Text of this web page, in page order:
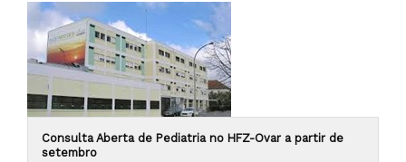
Consulta Aberta de Pediatria no HFZ-Ovar a partir de
setembro